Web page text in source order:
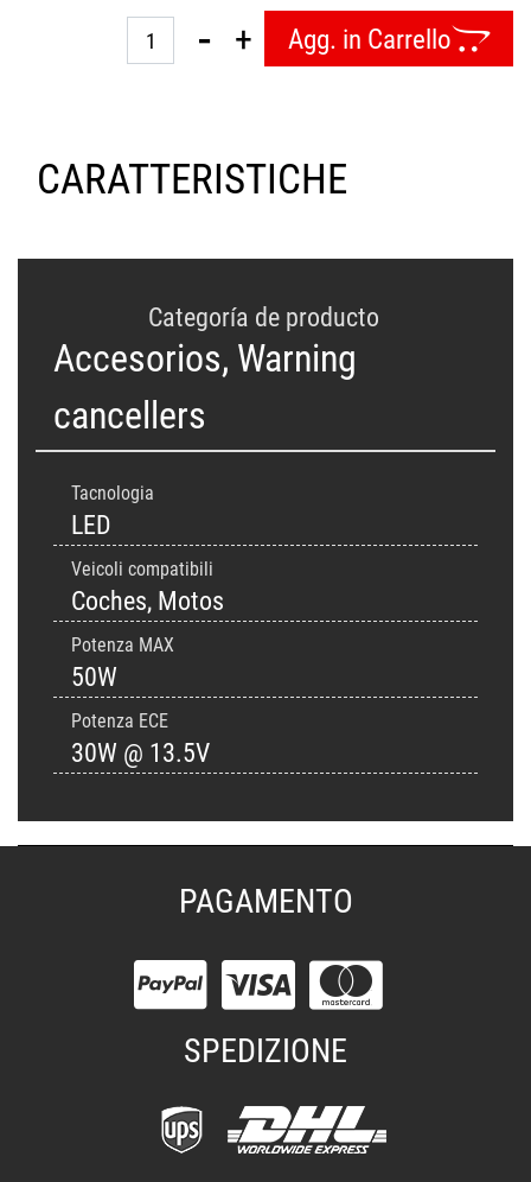
Quantità
Agg. in Carrello
CARATTERISTICHE
Categoría de producto
Accesorios, Warning
cancellers
Tacnologia
LED
Veicoli compatibili
Coches, Motos
Potenza MAX
50W
Potenza ECE
30W @ 13.5V
PAGAMENTO
SPEDIZIONE